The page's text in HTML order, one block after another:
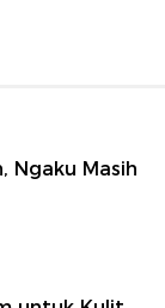
Ngaku Masih